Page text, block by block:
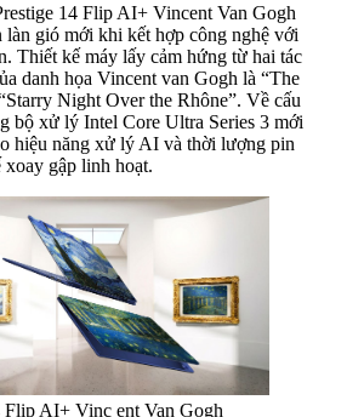
14 Flip AI+ Vincent Van Gogh
làn gió mới khi kết hợp công nghệ với
Thiết kế máy lấy cảm hứng từ hai tác
danh họa Vincent van Gogh là “The
Night Over the Rhône”. Về cấu
bộ xử lý Intel Core Ultra Series 3 mới
hiệu năng xử lý AI và thời lượng pin
gập linh hoạt.
Flip AI+ Vinc ent Van Gogh